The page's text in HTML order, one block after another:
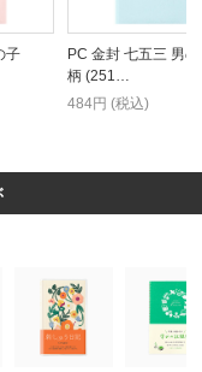
子
PC 金封 七五三 男
柄 (251…
484円 (税込)